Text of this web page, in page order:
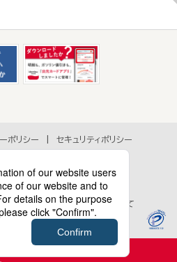
ポリシー
セキュリティポリシー
いに関するお問い合わせ
トのご利用にあたって
ト行動履歴情報の取扱いについて